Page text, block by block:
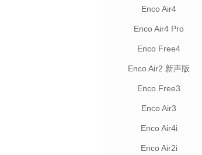
Enco Air4
Enco Air4 Pro
Enco Free4
Enco Air2 新声版
Enco Free3
Enco Air3
Enco Air4i
Enco Air2i